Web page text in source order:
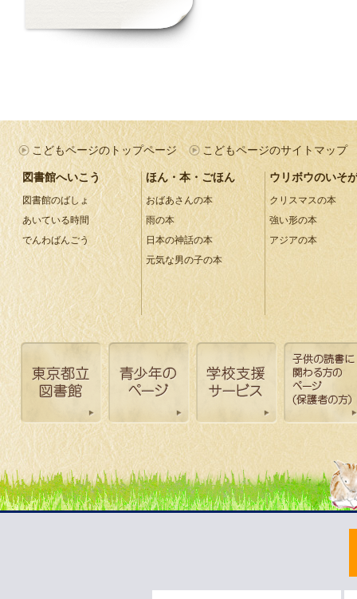
こどもページのトップページ こどもページのサイトマップ
図書館へいこう
図書館のばしょ
あいている時間
でんわばんごう
ほん・本・ごほん
おばあさんの本
雨の本
日本の神話の本
元気な男の子の本
ウリボウのいそ
クリスマスの本
強い形の本
アジアの本